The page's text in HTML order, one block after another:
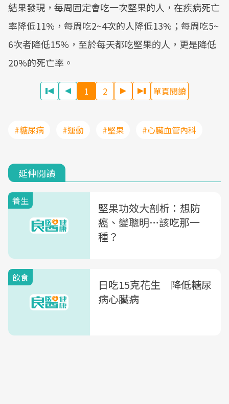
Mute
結果發現，每周固定會吃一次堅果的人，在疾病死亡
率降低11%，每周吃2~4次的人降低13%；每周吃5~
6次者降低15%，至於每天都吃堅果的人，更是降低
20%的死亡率。
1 2 單頁閱讀
#糖尿病 #運動 #堅果 #心臟血管內科
延伸閱讀
養生
堅果功效大剖析：想防
癌、變聰明…該吃那一
種？
飲食
日吃15克花生 降低糖尿
病心臟病